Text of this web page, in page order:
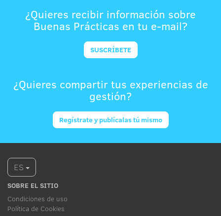
¿Quieres recibir información sobre
Buenas Prácticas en tu e-mail?
SUSCRÍBETE
¿Quieres compartir tus experiencias de
gestión?
Regístrate y publícalas tú mismo
ES
SOBRE EL SITIO
Condiciones de uso
Política de Cookies